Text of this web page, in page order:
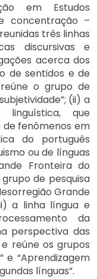
em Estudos
concentração –
três linhas
discursivas e
acerca dos
de sentidos e de
o grupo de
(ii) a
linguística, que
fenômenos em
do português
ou de línguas
Fronteira do
de pesquisa
Grande
a linha língua e
da
perspectiva das
reúne os grupos
e “Aprendizagem
línguas”.